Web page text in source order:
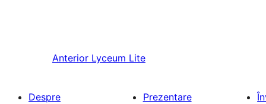
Anterior Lyceum Lite
Despre Prezentare